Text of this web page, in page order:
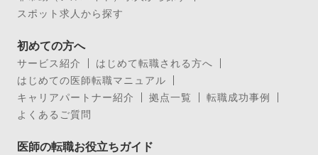
スポット求人から探す
初めての方へ
サービス紹介
はじめて転職される方へ
はじめての医師転職マニュアル
キャリアパートナー紹介
拠点一覧
転職成功事例
よくあるご質問
医師の転職お役立ちガイド